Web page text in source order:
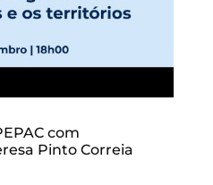
com
Pinto Correia